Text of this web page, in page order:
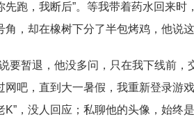
跑，我断后”。等我带着药水回来时
，却在橡树下分了半包烤鸡，他说这
要暂退，他没多问，只在我下线前，
网吧，直到大一暑假，我重新登录
K”，没人回应；私聊他的头像，始终